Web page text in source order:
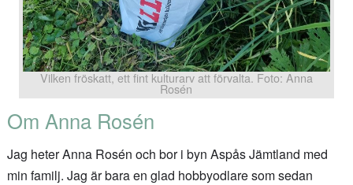
Vilken fröskatt, ett fint kulturarv att förvalta. Foto: Anna
Rosén
Om Anna Rosén
Jag heter Anna Rosén och bor i byn Aspås Jämtland med
min familj. Jag är bara en glad hobbyodlare som sedan